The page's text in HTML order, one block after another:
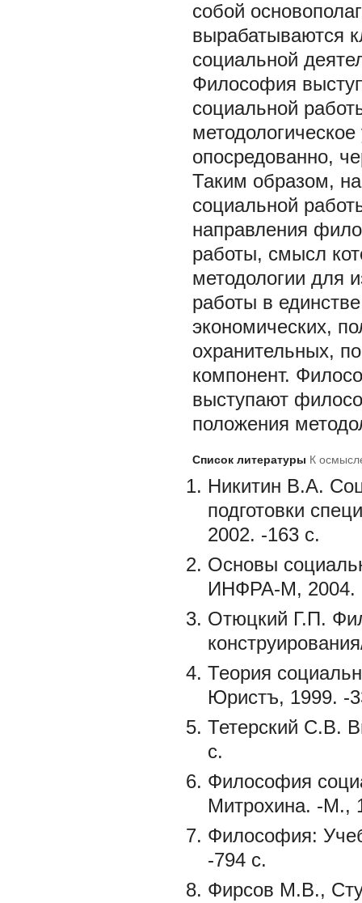
собой
вырабатываются
социальной
Философия
социальной
опосредованно,
Таким образом,
социальной
направления
работы, смысл
методологии для
работы в
экономических,
охранительных,
компонент.
выступают
положения
Список литературы К
Никитин В.А.
подготовки
2002. -163 с.
Основы
ИНФРА-М, 2004.
Отюцкий Г.П.
Теория
Юристъ, 1999. -
Тетерский С.В.
с.
Философия
Митрохина. -М.,
Философия:
-794 с.
Фирсов М.В.,